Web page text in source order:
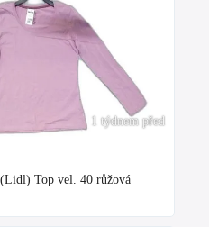
1 týdnem před
(Lidl) Top vel. 40 růžová